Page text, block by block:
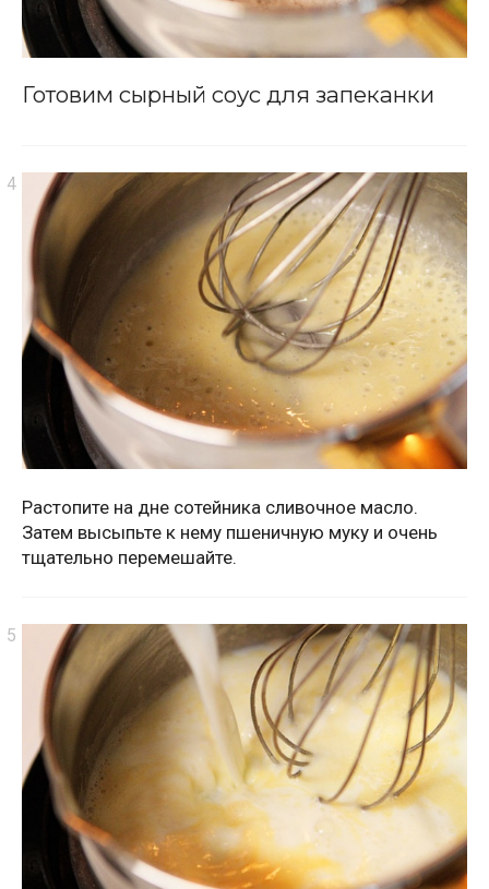
Готовим сырный соус для запеканки
Растопите на дне сотейника сливочное масло.
Затем высыпьте к нему пшеничную муку и очень
тщательно перемешайте.